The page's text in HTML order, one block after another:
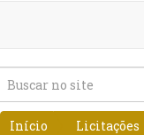
Início Licitações